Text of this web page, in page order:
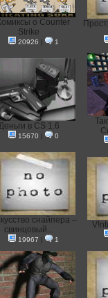
о Counter
Strike
20926 | 1
в CS 1.6
15670 | 0
снайпера –
свинцовый...
19967 | 1